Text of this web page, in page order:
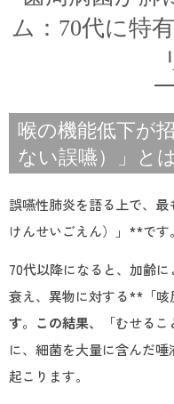
ム：70代に特
喉の機能低下が
ない誤嚥）」と
誤嚥性肺炎を語る上で、
けんせいごえん）」**です。
70代以降になると、加齢
衰え、異物に対する**「咳
す。この結果、
「むせる
に、細菌を大量に含んだ
起こります。